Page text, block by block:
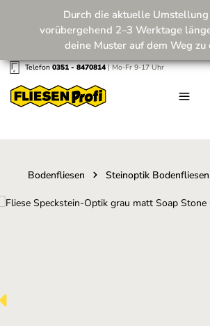
Zum Hauptinhalt springen
Zukunft! 💪
Durch die aktuelle
vorübergehend 2–3 Werktage
deine Muster auf dem Weg zu
Telefon0351 - 8470814| Mo-Fr 9-17 Uhr
Bodenfliesen Steinoptik Bodenfliesen
Bildergalerie überspringen